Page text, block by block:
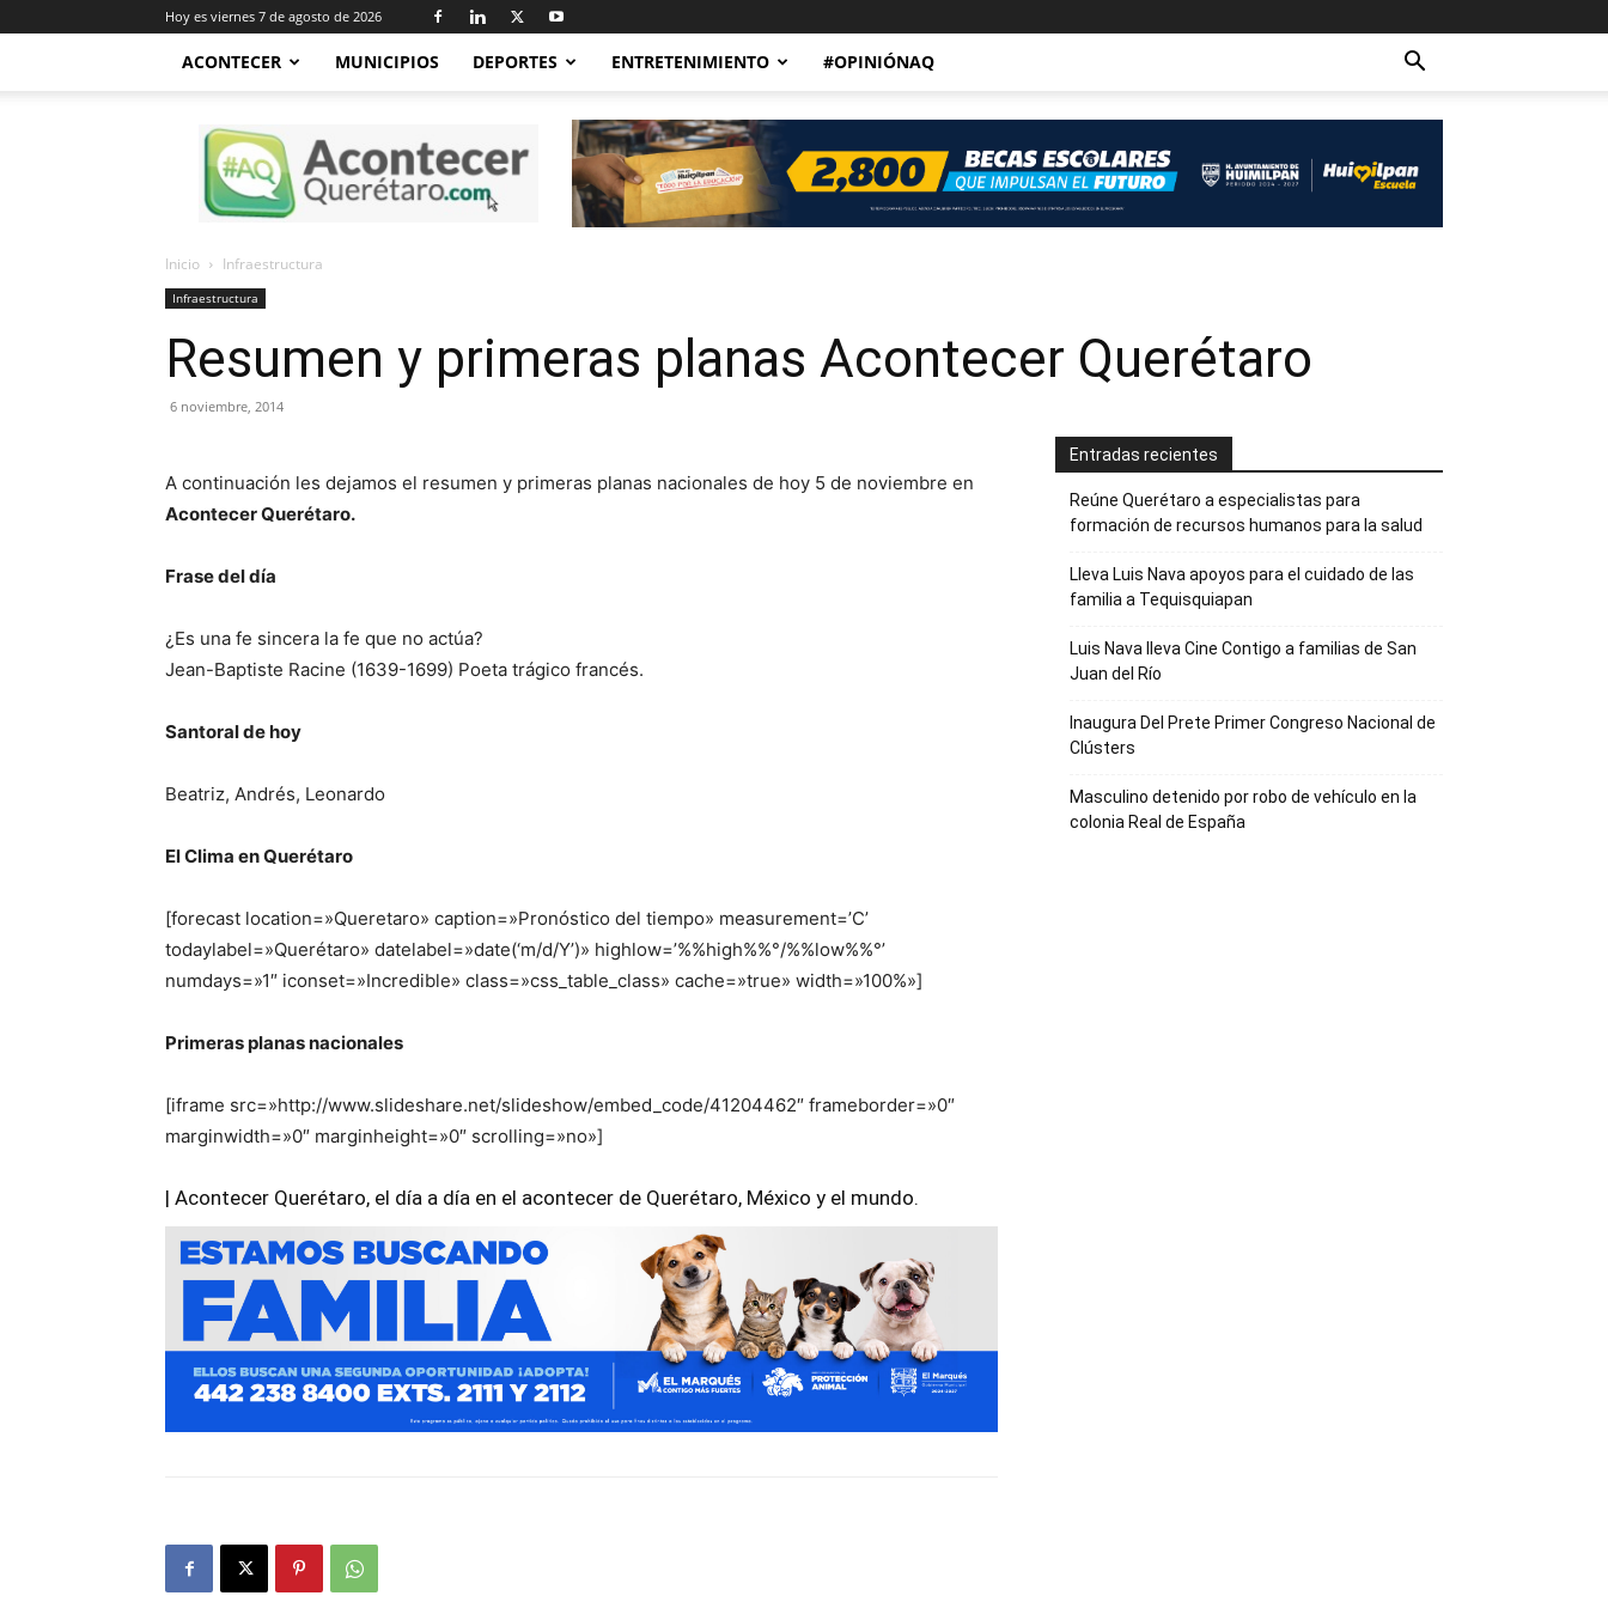
Hoy es viernes 7 de agosto de 2026
ACONTECER MUNICIPIOS DEPORTES ENTRETENIMIENTO #OPINIÓNAQ
Acontecer
Querétaro
Inicio Infraestructura
Infraestructura
Resumen y primeras planas Acontecer Querétaro
6 noviembre, 2014
A continuación les dejamos el resumen y primeras planas nacionales de hoy 5 de noviembre en
Acontecer Querétaro.
Frase del día
¿Es una fe sincera la fe que no actúa?
Jean-Baptiste Racine (1639-1699) Poeta trágico francés.
Santoral de hoy
Beatriz, Andrés, Leonardo
El Clima en Querétaro
[forecast location=»Queretaro» caption=»Pronóstico del tiempo» measurement=’C’
todaylabel=»Querétaro» datelabel=»date(‘m/d/Y’)» highlow=’%%high%%°/%%low%%°’
numdays=»1″ iconset=»Incredible» class=»css_table_class» cache=»true» width=»100%»]
Primeras planas nacionales
[iframe src=»http://www.slideshare.net/slideshow/embed_code/41204462″ frameborder=»0″
marginwidth=»0″ marginheight=»0″ scrolling=»no»]
| Acontecer Querétaro, el día a día en el acontecer de Querétaro, México y el mundo.
Entradas recientes
Reúne Querétaro a especialistas para
formación de recursos humanos para la salud
Lleva Luis Nava apoyos para el cuidado de las
familia a Tequisquiapan
Luis Nava lleva Cine Contigo a familias de San
Juan del Río
Inaugura Del Prete Primer Congreso Nacional de
Clústers
Masculino detenido por robo de vehículo en la
colonia Real de España